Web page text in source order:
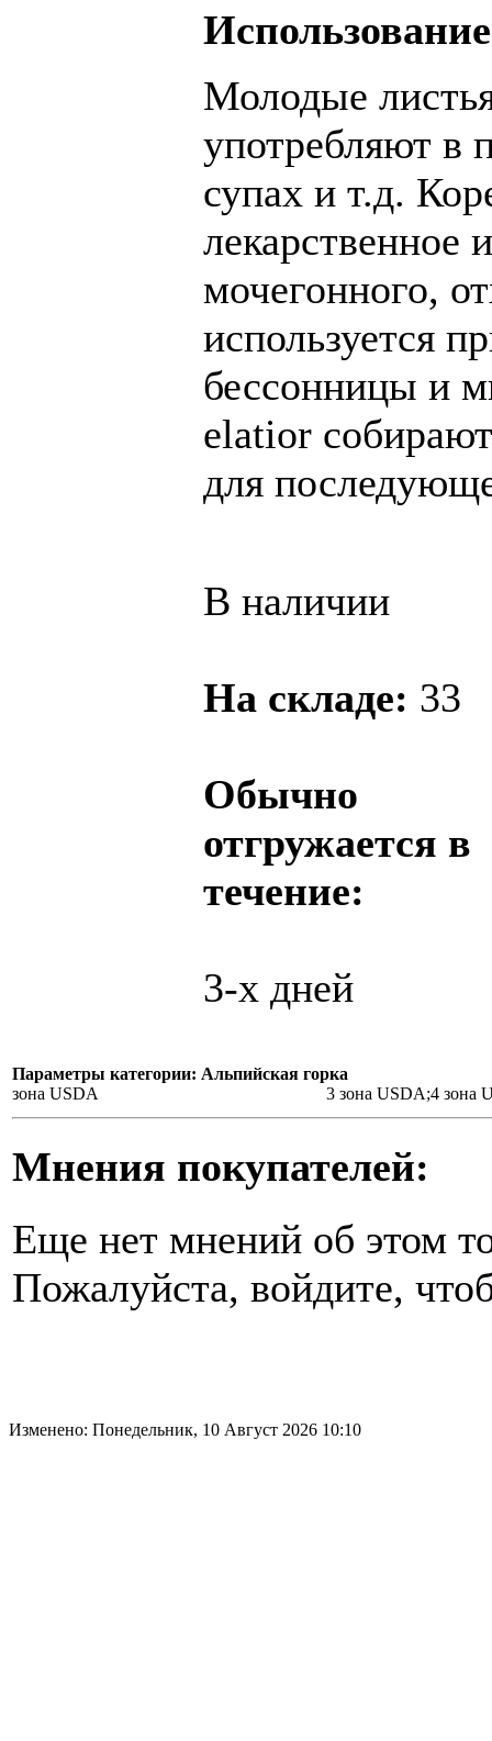
Использование
Молодые
употребляют
супах и т.д.
лекарственное
мочегонного,
используется
бессонницы и
elatior
для
В наличии
На складе: 33
Обычно
отгружается в
течение:
3-х дней
Параметры категории: Альпийская горка
зона USDA
3 зона USDA;4 зона
Мнения покупателей:
Еще нет мнений об этом
Пожалуйста, войдите,
Изменено: Понедельник, 10 Август 2026 10:10